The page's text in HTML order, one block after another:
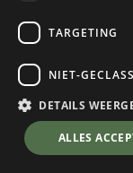
Meindl
Cervinia
Dark Brown
Kies een maat
💬 Stel je
TARGETING
NIET-
DETAILS
ALLES